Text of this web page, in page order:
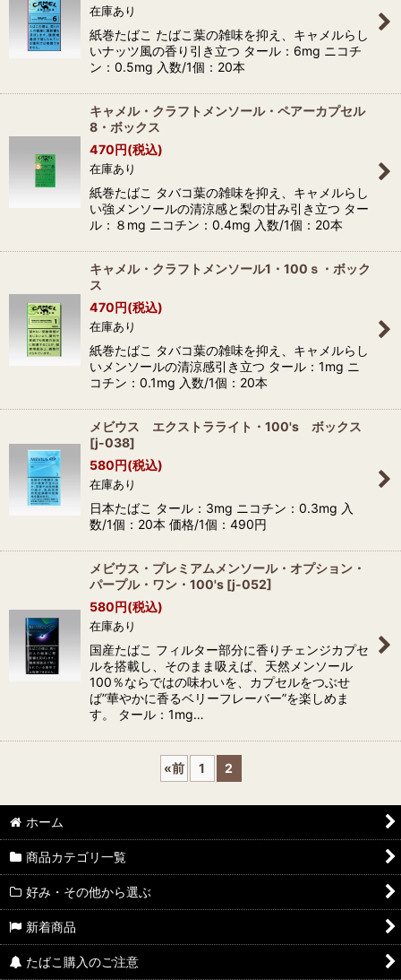
在庫あり
紙巻たばこ たばこ葉の雑味を抑え、キャメルらし
いナッツ風の香り引き立つ タール：6mg ニコチ
ン：0.5mg 入数/1個：20本
キャメル・クラフトメンソール・ペアーカプセル
8・ボックス
470円(税込)
在庫あり
紙巻たばこ タバコ葉の雑味を抑え、キャメルらし
い強メンソールの清涼感と梨の甘み引き立つ ター
ル：８mg ニコチン：0.4mg 入数/1個：20本
キャメル・クラフトメンソール1・100ｓ・ボック
ス
470円(税込)
在庫あり
紙巻たばこ タバコ葉の雑味を抑え、キャメルらし
いメンソールの清涼感引き立つ タール：1mg ニ
コチン：0.1mg 入数/1個：20本
メビウス エクストラライト・100's ボックス
[j-038]
580円(税込)
在庫あり
日本たばこ タール：3mg ニコチン：0.3mg 入
数/1個：20本 価格/1個：490円
メビウス・プレミアムメンソール・オプション・
パープル・ワン・100's [j-052]
580円(税込)
在庫あり
国産たばこ フィルター部分に香りチェンジカプセ
ルを搭載し、そのまま吸えば、天然メンソール
100％ならではの味わいを、カプセルをつぶせ
ば”華やかに香るベリーフレーバー”を楽しめま
す。 タール：1mg…
«前 1 2
ホーム
商品カテゴリ一覧
好み・その他から選ぶ
新着商品
たばこ購入のご注意